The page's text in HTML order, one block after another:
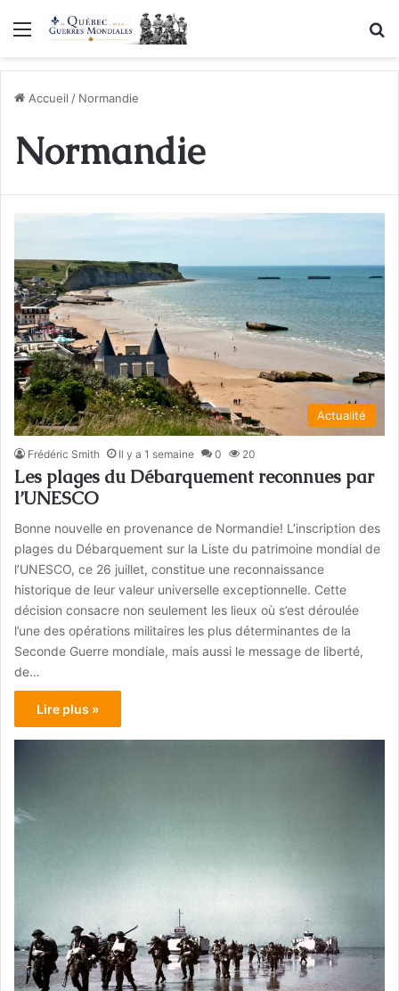
Menu
Accueil / Normandie
Normandie
Actualité
Frédéric Smith Il y a 1 semaine 0 20
Les plages du Débarquement reconnues par
l’UNESCO
Bonne nouvelle en provenance de Normandie! L’inscription des
plages du Débarquement sur la Liste du patrimoine mondial de
l’UNESCO, ce 26 juillet, constitue une reconnaissance
historique de leur valeur universelle exceptionnelle. Cette
décision consacre non seulement les lieux où s’est déroulée
l’une des opérations militaires les plus déterminantes de la
Seconde Guerre mondiale, mais aussi le message de liberté,
de…
Lire plus »